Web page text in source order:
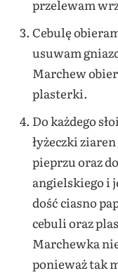
przelewam
Cebulę
usuwam
Marchew
plasterki.
Do każdego
łyżeczki
pieprzu oraz
angielskiego i
dość ciasno
cebuli oraz
Marchewka
ponieważ tak